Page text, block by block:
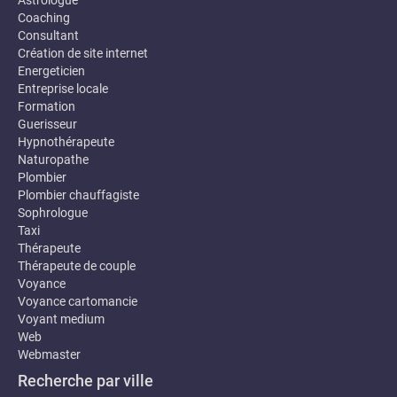
Coaching
Consultant
Création de site internet
Energeticien
Entreprise locale
Formation
Guerisseur
Hypnothérapeute
Naturopathe
Plombier
Plombier chauffagiste
Sophrologue
Taxi
Thérapeute
Thérapeute de couple
Voyance
Voyance cartomancie
Voyant medium
Web
Webmaster
Recherche par ville